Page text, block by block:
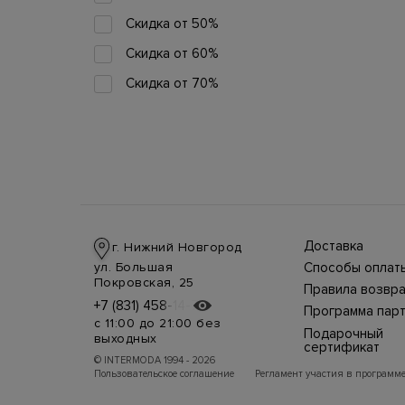
Скидка от 50%
Скидка от 60%
Скидка от 70%
г. Нижний Новгород
ул. Большая
Покровская, 25
+7 (831) 458-14-75
+7 (831) 458-14-75
с 11:00 до 21:00 без
выходных
Доставка
производится
курьерской
СДЭК, DHL при
предоплате.
Возможные
дополнительные
расходы за
таможенное
оформление
Способы
магазине
осуществляется
несколькими
способами:
наличными
при получении
или кредитными
картами МИР,
Правила
Интернет-магазин
позволяет
товар в течение
недель с момента
покупки. Для
Программа
Подарочный
сертификат
Подарочный
сертификат в
© INTERMODA 1994 - 2026
Пользовательское соглашение
Регламент участия в